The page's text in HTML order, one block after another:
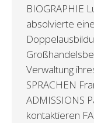
BIOGRAPHIE
absolvierte
Verwaltung
SPRACHEN
ADMISSIONS
kontaktieren